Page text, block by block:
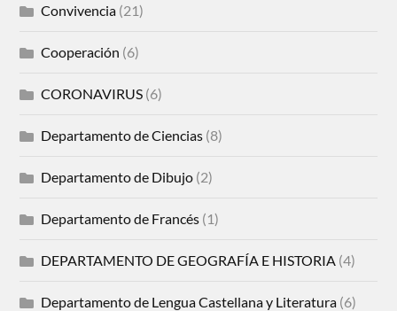
Convivencia (21)
Cooperación (6)
CORONAVIRUS (6)
Departamento de Ciencias (8)
Departamento de Dibujo (2)
Departamento de Francés (1)
DEPARTAMENTO DE GEOGRAFÍA E HISTORIA (4)
Departamento de Lengua Castellana y Literatura (6)